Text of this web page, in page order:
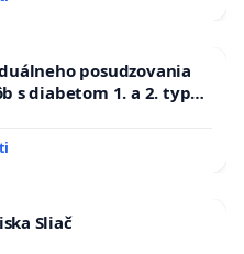
posudzovania
s diabetom 1. a 2. typu
SR
Sliač